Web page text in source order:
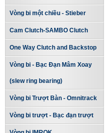
Vòng bi một chiều - Stieber
Cam Clutch-SAMBO Clutch
One Way Clutch and Backstop
Vòng bi - Bạc Đạn Mâm Xoay
(slew ring bearing)
Vòng bi Trượt Bàn - Omnitrack
Vòng bi trượt - Bạc đạn trượt